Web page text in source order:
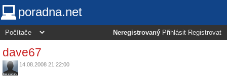
poradna.net
Neregistrovaný Přihlásit Registrovat
dave67
14.08.2008 21:22:00